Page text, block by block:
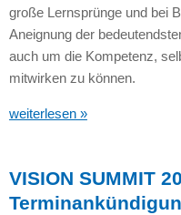
große Lernsprünge und bei
Aneignung der
auch um die Kompetenz,
mitwirken zu können.
weiterlesen »
VISION SUMMIT